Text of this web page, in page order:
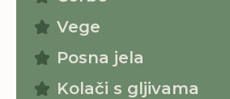
Vege
Posna jela
Kolači s gljivama